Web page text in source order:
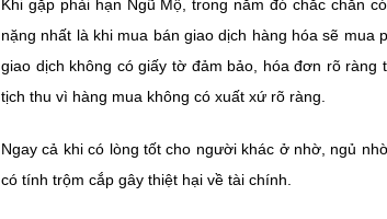
Khi gặp phải hạn Ngũ Mộ, trong năm đó chắc chắn
nặng nhất là khi mua bán giao dịch hàng hóa sẽ
giao dịch không có giấy tờ đảm bảo, hóa đơn rõ
tịch thu vì hàng mua không có xuất xứ rõ ràng.
Ngay cả khi có lòng tốt cho người khác ở nhờ, ngủ
có tính trộm cắp gây thiệt hại về tài chính.